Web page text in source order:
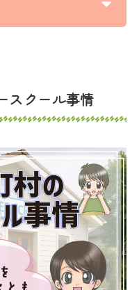
スクール事情